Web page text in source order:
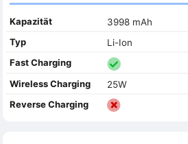
Kapazität
3998 mAh
Typ
Li-Ion
Fast Charging
Wireless Charging
25W
Reverse Charging